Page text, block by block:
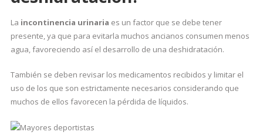
La incontinencia urinaria es un factor que se debe tener
presente, ya que para evitarla muchos ancianos consumen menos
agua, favoreciendo así el desarrollo de una deshidratación.
También se deben revisar los medicamentos recibidos y limitar el
uso de los que son estrictamente necesarios considerando que
muchos de ellos favorecen la pérdida de líquidos.